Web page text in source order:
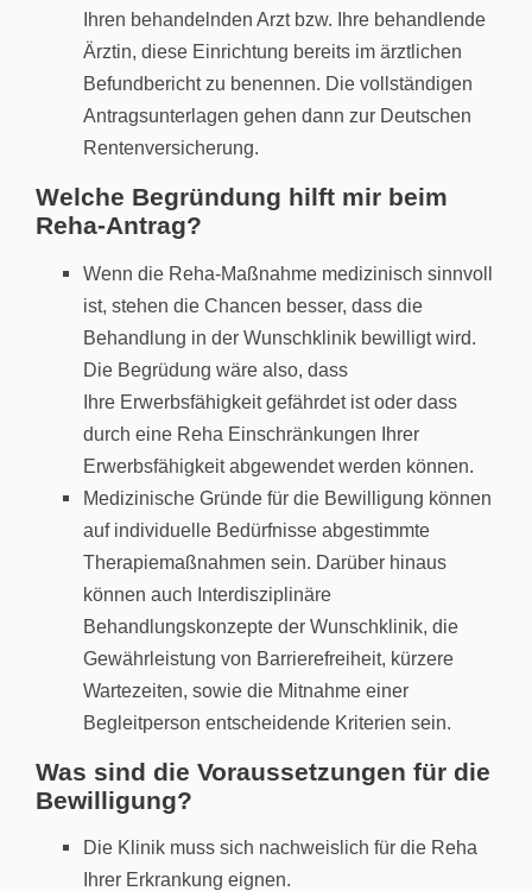
Ihren behandelnden Arzt bzw. Ihre behandlende
Ärztin, diese Einrichtung bereits im ärztlichen
Befundbericht zu benennen. Die vollständigen
Antragsunterlagen gehen dann zur Deutschen
Rentenversicherung.
Welche Begründung hilft mir beim
Reha-Antrag?
Wenn die Reha-Maßnahme medizinisch sinnvoll
ist, stehen die Chancen besser, dass die
Behandlung in der Wunschklinik bewilligt wird.
Die Begrüdung wäre also, dass
Ihre Erwerbsfähigkeit gefährdet ist oder dass
durch eine Reha Einschränkungen Ihrer
Erwerbsfähigkeit abgewendet werden können.
Medizinische Gründe für die Bewilligung können
auf individuelle Bedürfnisse abgestimmte
Therapiemaßnahmen sein. Darüber hinaus
können auch Interdisziplinäre
Behandlungskonzepte der Wunschklinik, die
Gewährleistung von Barrierefreiheit, kürzere
Wartezeiten, sowie die Mitnahme einer
Begleitperson entscheidende Kriterien sein.
Was sind die Voraussetzungen für die
Bewilligung?
Die Klinik muss sich nachweislich für die Reha
Ihrer Erkrankung eignen.